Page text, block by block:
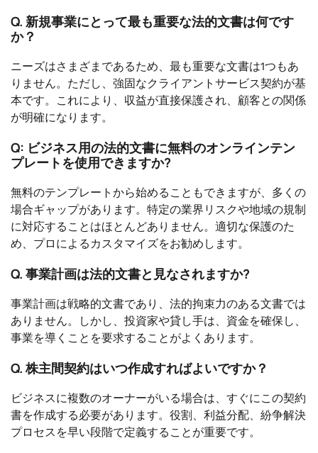
Q. 新規事業にとって最も重要な法的文書は何です
か？
ニーズはさまざまであるため、最も重要な文書は1つもあ
りません。ただし、強固なクライアントサービス契約が基
本です。これにより、収益が直接保護され、顧客との関係
が明確になります。
Q: ビジネス用の法的文書に無料のオンラインテン
プレートを使用できますか?
無料のテンプレートから始めることもできますが、多くの
場合ギャップがあります。特定の業界リスクや地域の規制
に対応することはほとんどありません。適切な保護のた
め、プロによるカスタマイズをお勧めします。
Q. 事業計画は法的文書と見なされますか?
事業計画は戦略的文書であり、法的拘束力のある文書では
ありません。しかし、投資家や貸し手は、資金を確保し、
事業を導くことを要求することがよくあります。
Q. 株主間契約はいつ作成すればよいですか？
ビジネスに複数のオーナーがいる場合は、すぐにこの契約
書を作成する必要があります。役割、利益分配、紛争解決
プロセスを早い段階で定義することが重要です。